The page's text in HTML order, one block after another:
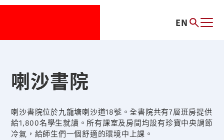
EN
喇沙書院
喇沙書院位於九龍塘喇沙道18號。全書院共有7層班房提供
給1,800名學生就讀。所有課室及房間均設有珍寶中央調節
冷氣，給師生們一個舒適的環境中上課。